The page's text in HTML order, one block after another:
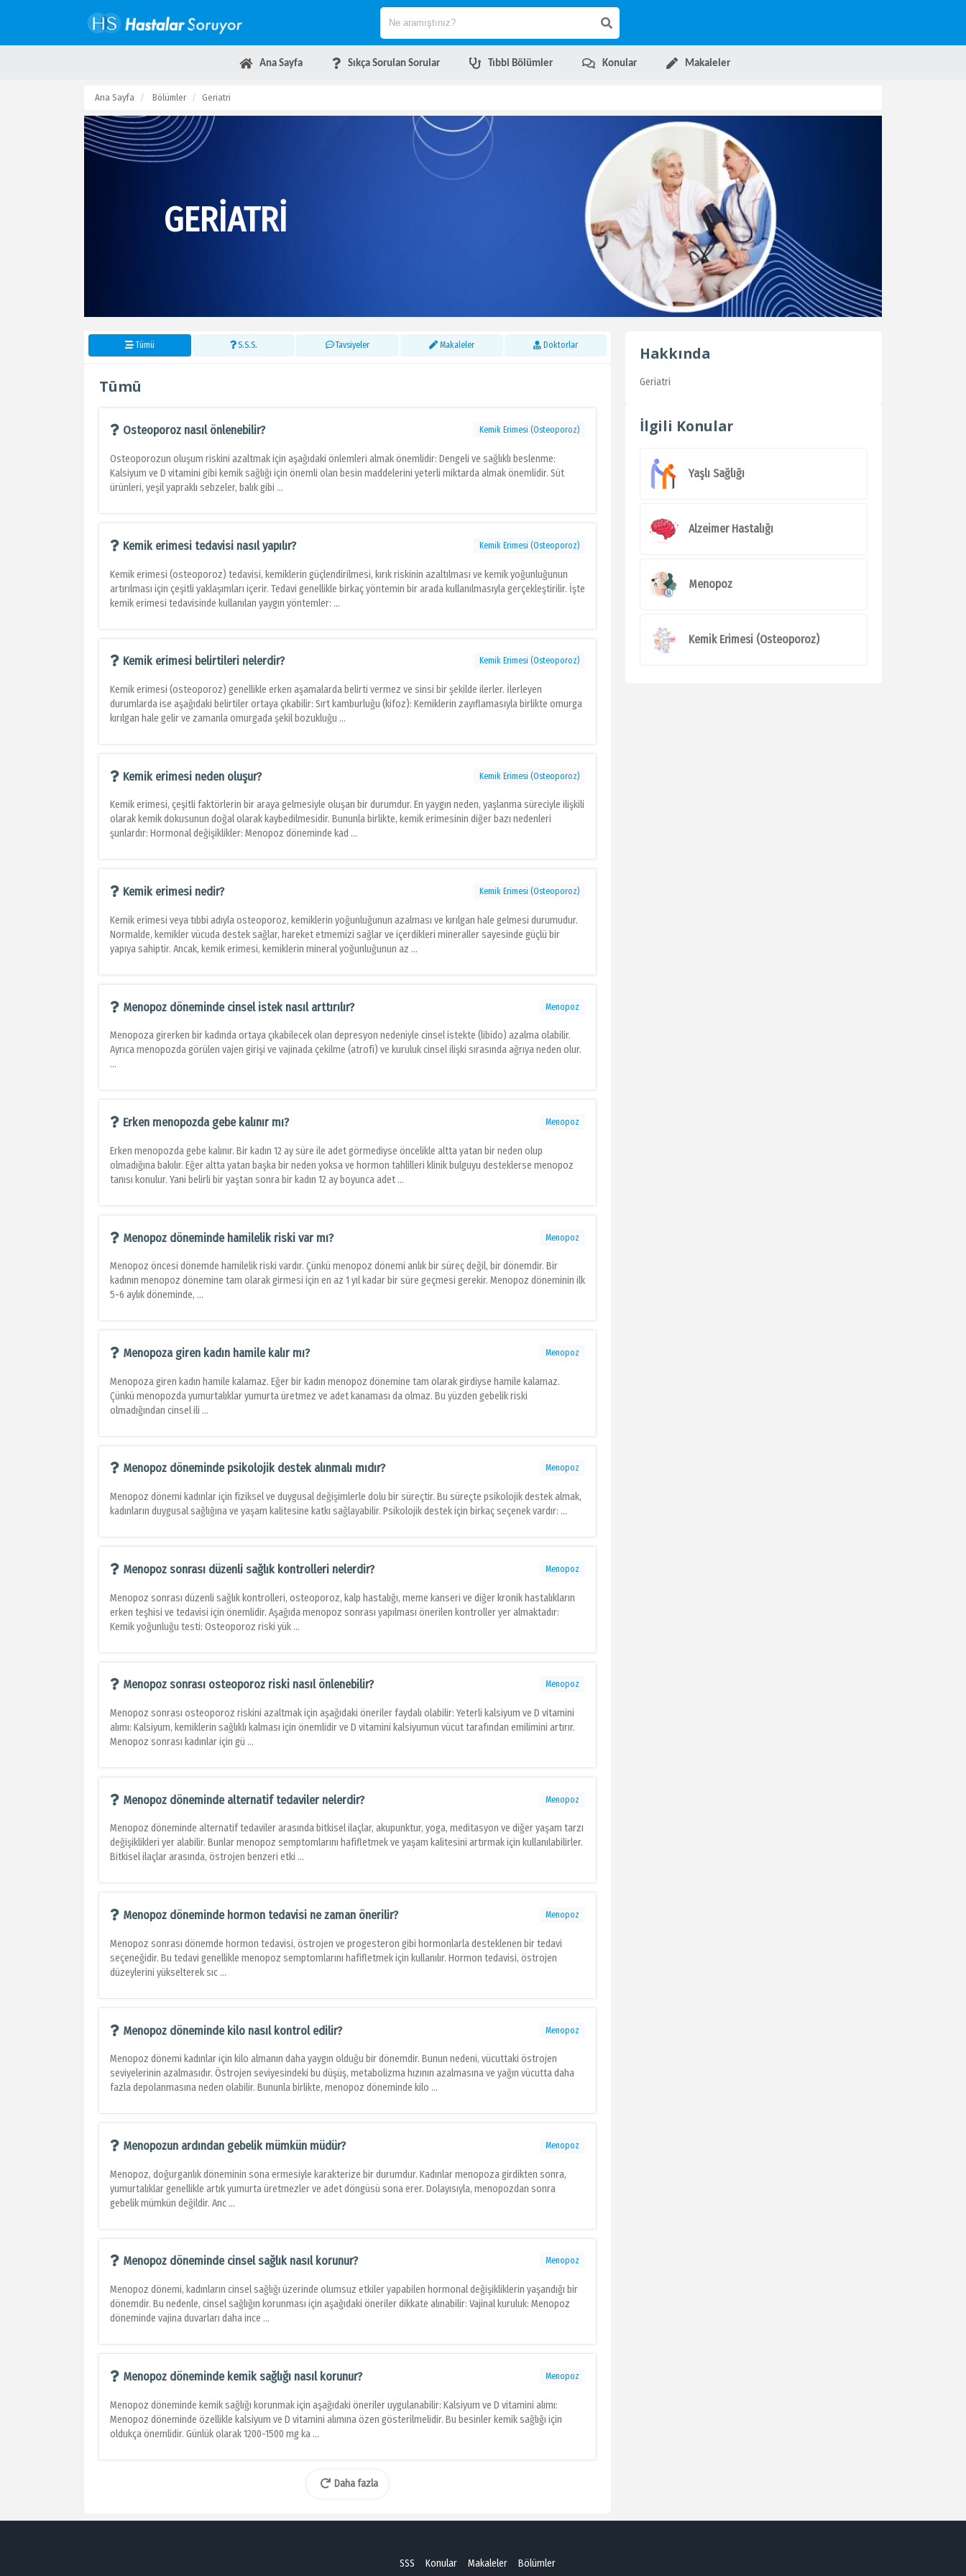
Ana Sayfa Sıkça Sorulan Sorular Tıbbi Bölümler Konular Makaleler
Ana Sayfa Bölümler Geriatri
GERIATRI
Tümü S.S.S. Tavsiyeler Makaleler Doktorlar
Tümü
Osteoporoz nasıl önlenebilir? Kemik Erimesi (Osteoporoz)
Osteoporozun oluşum riskini azaltmak için aşağıdaki önlemleri almak önemlidir: Dengeli ve sağlıklı beslenme:
Kalsiyum ve D vitamini gibi kemik sağlığı için önemli olan besin maddelerini yeterli miktarda almak önemlidir. Süt
ürünleri, yeşil yapraklı sebzeler, balık gibi ...
Kemik erimesi tedavisi nasıl yapılır? Kemik Erimesi (Osteoporoz)
Kemik erimesi (osteoporoz) tedavisi, kemiklerin güçlendirilmesi, kırık riskinin azaltılması ve kemik yoğunluğunun
artırılması için çeşitli yaklaşımları içerir. Tedavi genellikle birkaç yöntemin bir arada kullanılmasıyla gerçekleştirilir. İşte
kemik erimesi tedavisinde kullanılan yaygın yöntemler: ...
Kemik erimesi belirtileri nelerdir? Kemik Erimesi (Osteoporoz)
Kemik erimesi (osteoporoz) genellikle erken aşamalarda belirti vermez ve sinsi bir şekilde ilerler. İlerleyen
durumlarda ise aşağıdaki belirtiler ortaya çıkabilir: Sırt kamburluğu (kifoz): Kemiklerin zayıflamasıyla birlikte omurga
kırılgan hale gelir ve zamanla omurgada şekil bozukluğu ...
Kemik erimesi neden oluşur? Kemik Erimesi (Osteoporoz)
Kemik erimesi, çeşitli faktörlerin bir araya gelmesiyle oluşan bir durumdur. En yaygın neden, yaşlanma süreciyle ilişkili
olarak kemik dokusunun doğal olarak kaybedilmesidir. Bununla birlikte, kemik erimesinin diğer bazı nedenleri
şunlardır: Hormonal değişiklikler: Menopoz döneminde kad ...
Kemik erimesi nedir? Kemik Erimesi (Osteoporoz)
Kemik erimesi veya tıbbi adıyla osteoporoz, kemiklerin yoğunluğunun azalması ve kırılgan hale gelmesi durumudur.
Normalde, kemikler vücuda destek sağlar, hareket etmemizi sağlar ve içerdikleri mineraller sayesinde güçlü bir
yapıya sahiptir. Ancak, kemik erimesi, kemiklerin mineral yoğunluğunun az ...
Menopoz döneminde cinsel istek nasıl arttırılır? Menopoz
Menopoza girerken bir kadında ortaya çıkabilecek olan depresyon nedeniyle cinsel istekte (libido) azalma olabilir.
Ayrıca menopozda görülen vajen girişi ve vajinada çekilme (atrofi) ve kuruluk cinsel ilişki sırasında ağrıya neden olur.
...
Erken menopozda gebe kalınır mı? Menopoz
Erken menopozda gebe kalınır. Bir kadın 12 ay süre ile adet görmediyse öncelikle altta yatan bir neden olup
olmadığına bakılır. Eğer altta yatan başka bir neden yoksa ve hormon tahlilleri klinik bulguyu desteklerse menopoz
tanısı konulur. Yani belirli bir yaştan sonra bir kadın 12 ay boyunca adet ...
Menopoz döneminde hamilelik riski var mı? Menopoz
Menopoz öncesi dönemde hamilelik riski vardır. Çünkü menopoz dönemi anlık bir süreç değil, bir dönemdir. Bir
kadının menopoz dönemine tam olarak girmesi için en az 1 yıl kadar bir süre geçmesi gerekir. Menopoz döneminin ilk
5-6 aylık döneminde, ...
Menopoza giren kadın hamile kalır mı? Menopoz
Menopoza giren kadın hamile kalamaz. Eğer bir kadın menopoz dönemine tam olarak girdiyse hamile kalamaz.
Çünkü menopozda yumurtalıklar yumurta üretmez ve adet kanaması da olmaz. Bu yüzden gebelik riski
olmadığından cinsel ili ...
Menopoz döneminde psikolojik destek alınmalı mıdır? Menopoz
Menopoz dönemi kadınlar için fiziksel ve duygusal değişimlerle dolu bir süreçtir. Bu süreçte psikolojik destek almak,
kadınların duygusal sağlığına ve yaşam kalitesine katkı sağlayabilir. Psikolojik destek için birkaç seçenek vardır: ...
Menopoz sonrası düzenli sağlık kontrolleri nelerdir? Menopoz
Menopoz sonrası düzenli sağlık kontrolleri, osteoporoz, kalp hastalığı, meme kanseri ve diğer kronik hastalıkların
erken teşhisi ve tedavisi için önemlidir. Aşağıda menopoz sonrası yapılması önerilen kontroller yer almaktadır:
Kemik yoğunluğu testi: Osteoporoz riski yük ...
Menopoz sonrası osteoporoz riski nasıl önlenebilir? Menopoz
Menopoz sonrası osteoporoz riskini azaltmak için aşağıdaki öneriler faydalı olabilir: Yeterli kalsiyum ve D vitamini
alımı: Kalsiyum, kemiklerin sağlıklı kalması için önemlidir ve D vitamini kalsiyumun vücut tarafından emilimini artırır.
Menopoz sonrası kadınlar için gü ...
Menopoz döneminde alternatif tedaviler nelerdir? Menopoz
Menopoz döneminde alternatif tedaviler arasında bitkisel ilaçlar, akupunktur, yoga, meditasyon ve diğer yaşam tarzı
değişiklikleri yer alabilir. Bunlar menopoz semptomlarını hafifletmek ve yaşam kalitesini artırmak için kullanılabilirler.
Bitkisel ilaçlar arasında, östrojen benzeri etki ...
Menopoz döneminde hormon tedavisi ne zaman önerilir? Menopoz
Menopoz sonrası dönemde hormon tedavisi, östrojen ve progesteron gibi hormonlarla desteklenen bir tedavi
seçeneğidir. Bu tedavi genellikle menopoz semptomlarını hafifletmek için kullanılır. Hormon tedavisi, östrojen
düzeylerini yükselterek sıc ...
Menopoz döneminde kilo nasıl kontrol edilir? Menopoz
Menopoz dönemi kadınlar için kilo almanın daha yaygın olduğu bir dönemdir. Bunun nedeni, vücuttaki östrojen
seviyelerinin azalmasıdır. Östrojen seviyesindeki bu düşüş, metabolizma hızının azalmasına ve yağın vücutta daha
fazla depolanmasına neden olabilir. Bununla birlikte, menopoz döneminde kilo ...
Menopozun ardından gebelik mümkün müdür? Menopoz
Menopoz, doğurganlık döneminin sona ermesiyle karakterize bir durumdur. Kadınlar menopoza girdikten sonra,
yumurtalıklar genellikle artık yumurta üretmezler ve adet döngüsü sona erer. Dolayısıyla, menopozdan sonra
gebelik mümkün değildir. Anc ...
Menopoz döneminde cinsel sağlık nasıl korunur? Menopoz
Menopoz dönemi, kadınların cinsel sağlığı üzerinde olumsuz etkiler yapabilen hormonal değişikliklerin yaşandığı bir
dönemdir. Bu nedenle, cinsel sağlığın korunması için aşağıdaki öneriler dikkate alınabilir: Vajinal kuruluk: Menopoz
döneminde vajina duvarları daha ince ...
Menopoz döneminde kemik sağlığı nasıl korunur? Menopoz
Menopoz döneminde kemik sağlığı korunmak için aşağıdaki öneriler uygulanabilir: Kalsiyum ve D vitamini alımı:
Menopoz döneminde özellikle kalsiyum ve D vitamini alımına özen gösterilmelidir. Bu besinler kemik sağlığı için
oldukça önemlidir. Günlük olarak 1200-1500 mg ka ...
Daha fazla
Hakkında
Geriatri
İlgili Konular
Yaşlı Sağlığı
Alzeimer Hastalığı
Menopoz
Kemik Erimesi (Osteoporoz)
SSS Konular Makaleler Bölümler